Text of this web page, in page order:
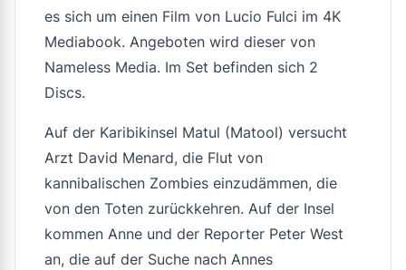
es sich um einen Film von Lucio Fulci im 4K
Mediabook. Angeboten wird dieser von
Nameless Media. Im Set befinden sich 2
Discs.
Auf der Karibikinsel Matul (Matool) versucht
Arzt David Menard, die Flut von
kannibalischen Zombies einzudämmen, die
von den Toten zurückkehren. Auf der Insel
kommen Anne und der Reporter Peter West
an, die auf der Suche nach Annes